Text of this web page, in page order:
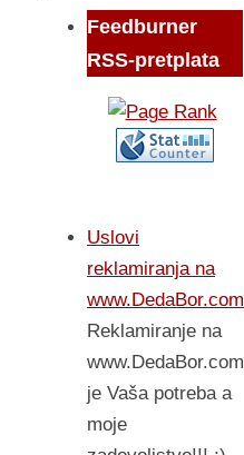
Feedburner
RSS-pretplata
Uslovi
reklamiranja na
www.DedaBor.com
Reklamiranje na
www.DedaBor.com
je Vaša potreba a
moje